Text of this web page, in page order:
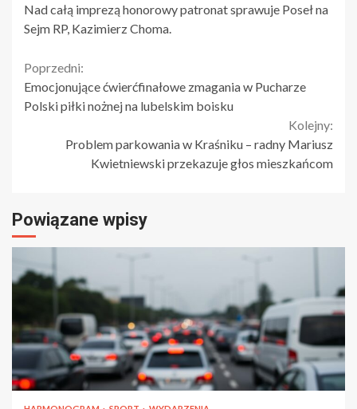
Nad całą imprezą honorowy patronat sprawuje Poseł na
Sejm RP, Kazimierz Choma.
Continue
Reading
Poprzedni:
Emocjonujące ćwierćfinałowe zmagania w Pucharze
Polski piłki nożnej na lubelskim boisku
Kolejny:
Problem parkowania w Kraśniku – radny Mariusz
Kwietniewski przekazuje głos mieszkańcom
Powiązane wpisy